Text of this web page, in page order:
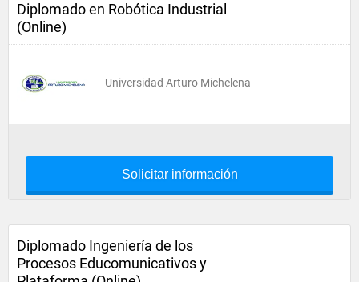
Diplomado en Robótica Industrial
(Online)
Universidad Arturo Michelena
Solicitar información
Diplomado Ingeniería de los
Procesos Educomunicativos y